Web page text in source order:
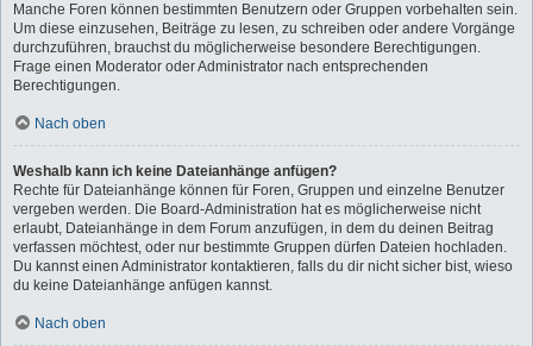
Manche Foren können bestimmten Benutzern oder Gruppen vorbehalten sein.
Um diese einzusehen, Beiträge zu lesen, zu schreiben oder andere Vorgänge
durchzuführen, brauchst du möglicherweise besondere Berechtigungen.
Frage einen Moderator oder Administrator nach entsprechenden
Berechtigungen.
Nach oben
Weshalb kann ich keine Dateianhänge anfügen?
Rechte für Dateianhänge können für Foren, Gruppen und einzelne Benutzer
vergeben werden. Die Board-Administration hat es möglicherweise nicht
erlaubt, Dateianhänge in dem Forum anzufügen, in dem du deinen Beitrag
verfassen möchtest, oder nur bestimmte Gruppen dürfen Dateien hochladen.
Du kannst einen Administrator kontaktieren, falls du dir nicht sicher bist, wieso
du keine Dateianhänge anfügen kannst.
Nach oben